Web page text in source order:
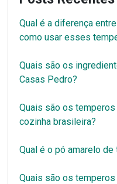
Qual é a diferença
como usar esses
Quais são os
Casas Pedro?
Quais são os
cozinha brasileira?
Qual é o pó amarelo de
Quais são os